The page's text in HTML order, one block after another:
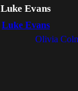
Luke Evans
Luke Evans